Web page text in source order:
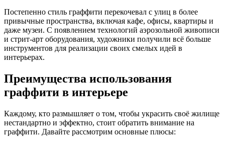
Постепенно стиль граффити перекочевал с улиц в более
привычные пространства, включая кафе, офисы, квартиры и
даже музеи. С появлением технологий аэрозольной живописи
и стрит-арт оборудования, художники получили всё больше
инструментов для реализации своих смелых идей в
интерьерах.
Преимущества использования
граффити в интерьере
Каждому, кто размышляет о том, чтобы украсить своё жилище
нестандартно и эффектно, стоит обратить внимание на
граффити. Давайте рассмотрим основные плюсы: